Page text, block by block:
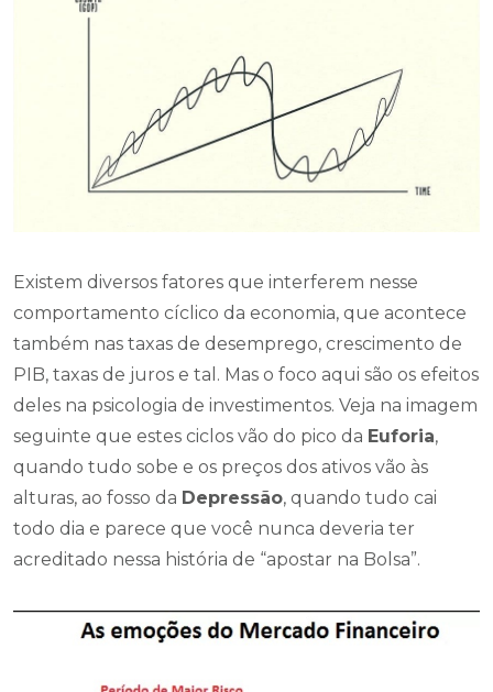
Existem diversos fatores que interferem nesse
comportamento cíclico da economia, que acontece
também nas taxas de desemprego, crescimento de
PIB, taxas de juros e tal. Mas o foco aqui são os efeitos
deles na psicologia de investimentos. Veja na imagem
seguinte que estes ciclos vão do pico da Euforia,
quando tudo sobe e os preços dos ativos vão às
alturas, ao fosso da Depressão, quando tudo cai
todo dia e parece que você nunca deveria ter
acreditado nessa história de “apostar na Bolsa”.